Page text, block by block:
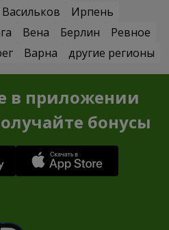
Васильков
Ирпень
Вена Берлин
Ревное
Варна другие регионы
в приложении
бонусы